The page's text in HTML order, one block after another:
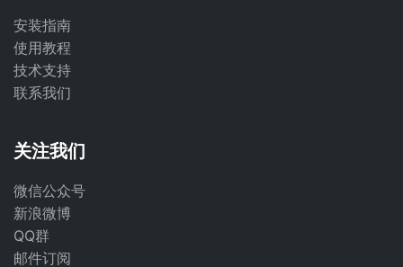
安装指南
使用教程
技术支持
联系我们
关注我们
微信公众号
新浪微博
QQ群
邮件订阅